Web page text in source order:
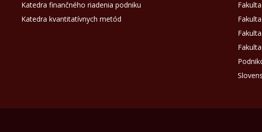
Katedra finančného riadenia podniku
Katedra kvantitatívnych metód